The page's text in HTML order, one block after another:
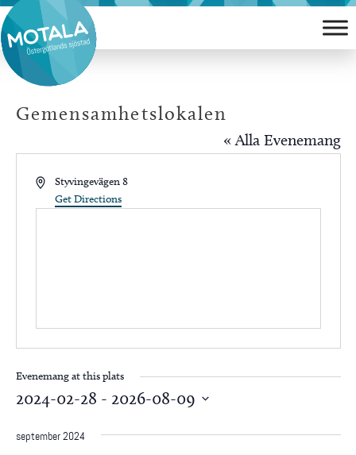
Hoppa
till
innehåll
Gemensamhetslokalen
« Alla Evenemang
AddressStyvingevägen 8
Get Directions
Evenemang at this plats
2024-02-28 - 2026-08-09
september 2024